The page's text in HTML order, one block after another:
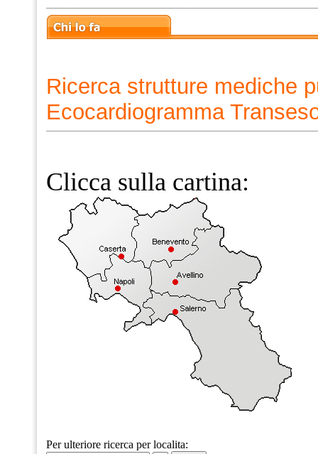
Ricerca strutture mediche
Ecocardiogramma
Clicca sulla cartina:
Per ulteriore ricerca per localita: